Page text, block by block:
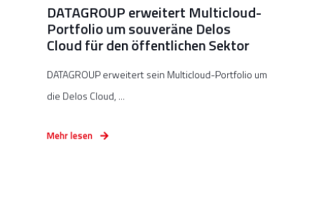
DATAGROUP erweitert Multicloud-
Portfolio um souveräne Delos
Cloud für den öffentlichen Sektor
DATAGROUP erweitert sein Multicloud-Portfolio um
die Delos Cloud, ...
Mehr lesen